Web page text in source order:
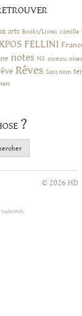
arts Books/Livres camille
FELLINI
notes NS oiseau
Rêves Sans nom
?
© 2026 HD
SophieWeb.